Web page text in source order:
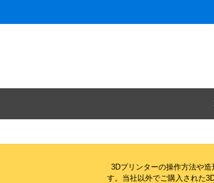
3Dプリンターの操作方法や
す。当社以外でご購入された